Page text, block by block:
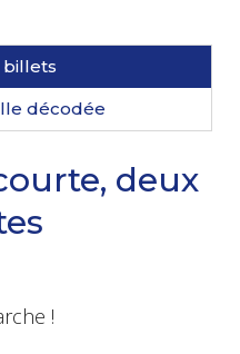
billets
décodée
deux
!